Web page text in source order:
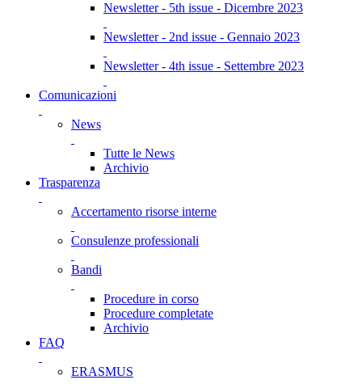
Newsletter - 5th issue - Dicembre 2023
Newsletter - 2nd issue - Gennaio 2023
Newsletter - 4th issue - Settembre 2023
Comunicazioni
News
Tutte le News
Archivio
Trasparenza
Accertamento risorse interne
Consulenze professionali
Bandi
Procedure in corso
Procedure completate
Archivio
FAQ
ERASMUS